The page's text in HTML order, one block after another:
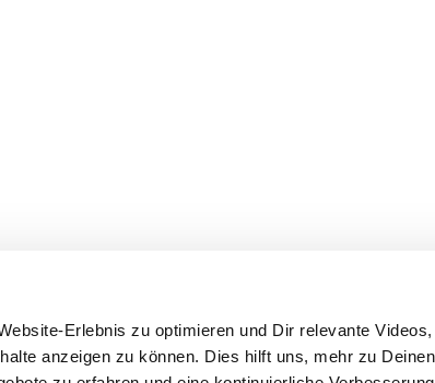
Erlebnis zu optimieren und Dir relevante
anzeigen zu können. Dies hilft uns, mehr zu